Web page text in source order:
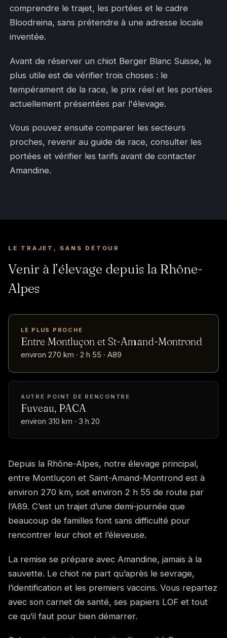
comprendre le trajet, les portées et le cadre
Bloodreina, sans prétendre à une adresse locale
inventée.
Avant de réserver un chiot Berger Blanc Suisse, le
plus utile est de vérifier trois choses : le
tempérament de la race, le prix réel et les portées
actuellement présentées par l'élevage.
Vous pouvez ensuite comparer les secteurs
proches, revenir au guide de race, consulter les
portées et vérifier les tarifs avant de contacter
Amandine.
LE TRAJET, SANS DÉTOUR
Venir à l’élevage depuis la Rhône-
Alpes
LE PLUS PROCHE
Entre Montluçon et St-Amand-Montrond
environ 270 km · 2 h 55 · A89
AUTRE POINT DE RENCONTRE
Fuveau, PACA
environ 310 km · 3 h 20
Depuis la Rhône-Alpes, notre élevage principal,
entre Montluçon et Saint-Amand-Montrond est à
environ 270 km, soit environ 2 h 55 de route par
l’A89. C’est un trajet d’une demi-journée que
beaucoup de familles font sans difficulté pour
rencontrer leur chiot et l’éleveuse.
La remise se prépare avec Amandine, jamais à la
sauvette. Le chiot ne part qu’après le sevrage,
l’identification et les premiers vaccins. Vous repartez
avec son carnet de santé, ses papiers LOF et tout
ce qu’il faut pour bien démarrer.